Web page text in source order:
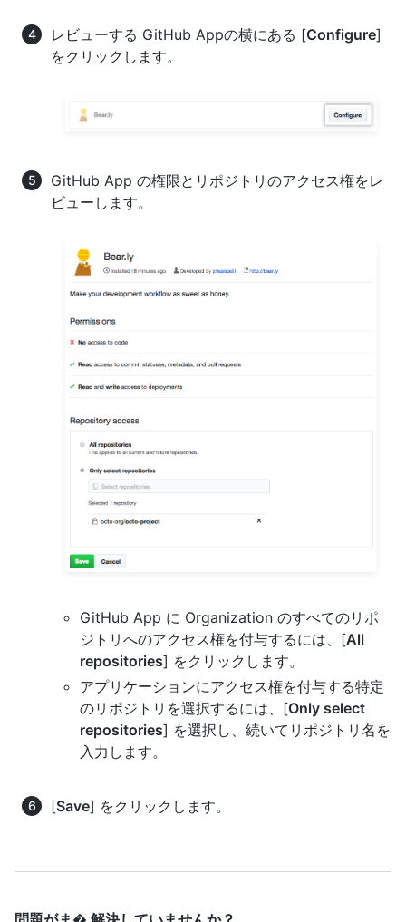
レビューする GitHub Appの横にある [Configure]
をクリックします。
GitHub App の権限とリポジトリのアクセス権をレ
ビューします。
GitHub App に Organization のすべてのリポ
ジトリへのアクセス権を付与するには、[All
repositories] をクリックします。
アプリケーションにアクセス権を付与する特定
のリポジトリを選択するには、[Only select
repositories] を選択し、続いてリポジトリ名を
入力します。
[Save] をクリックします。